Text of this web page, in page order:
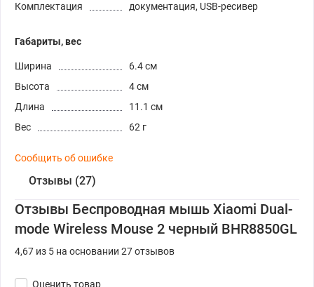
Комплектация документация, USB-ресивер
Габариты, вес
Ширина
6.4 см
Высота
4 см
Длина
11.1 см
Вес
62 г
Сообщить об ошибке
Отзывы (27)
Отзывы Беспроводная мышь Xiaomi Dual-
mode Wireless Mouse 2 черный BHR8850GL
4,67 из 5 на основании 27 отзывов
Оценить товар